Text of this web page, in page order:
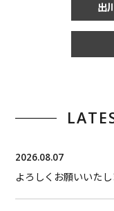
出
2026.08.07
よろしくお願いいた